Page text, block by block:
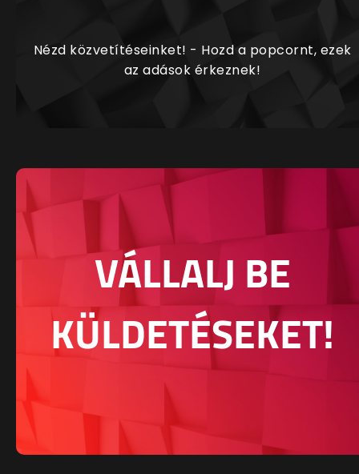
Nézd közvetítéseinket! - Hozd a popcornt, ezek
az adások érkeznek!
VÁLLALJ BE
KÜLDETÉSEKET!